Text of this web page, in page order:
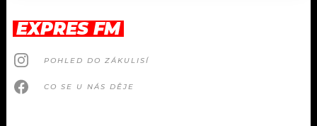
EXPRES FM
POHLED DO ZÁKULISÍ
CO SE U NÁS DĚJE